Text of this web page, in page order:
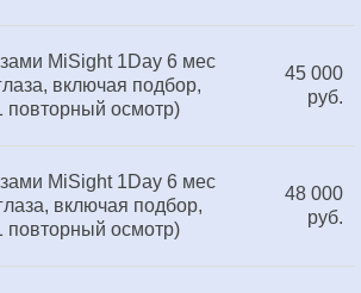
MiSight 1Day 6 мес
включая подбор,
повторный осмотр)
45 000
руб.
MiSight 1Day 6 мес
включая подбор,
повторный осмотр)
48 000
руб.